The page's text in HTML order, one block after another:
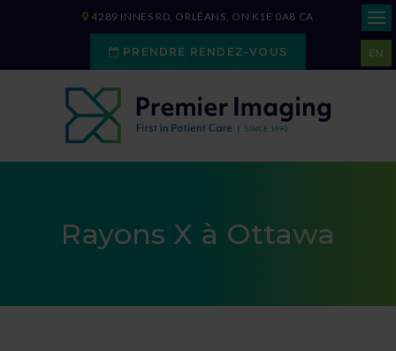
EN
4289 INNES RD ORLÉANS ON K1E 0A8 CA
PRENDRE RENDEZ-VOUS
Rayons X à Ottawa